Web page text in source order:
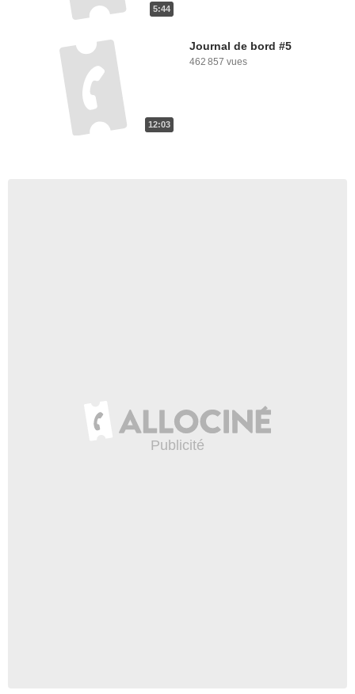
5:44
12:03
Journal de bord #5
462 857 vues